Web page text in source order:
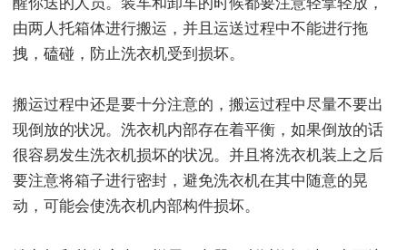
由两人托箱体进行搬运，并且运送过程中不能进行拖
拽，磕碰，防止洗衣机受到损坏。
搬运过程中还是要十分注意的，搬运过程中尽量不要出
现倒放的状况。洗衣机内部存在着平衡，如果倒放的话
很容易发生洗衣机损坏的状况。并且将洗衣机装上之后
要注意将箱子进行密封，避免洗衣机在其中随意的晃
动，可能会使洗衣机内部构件损坏。